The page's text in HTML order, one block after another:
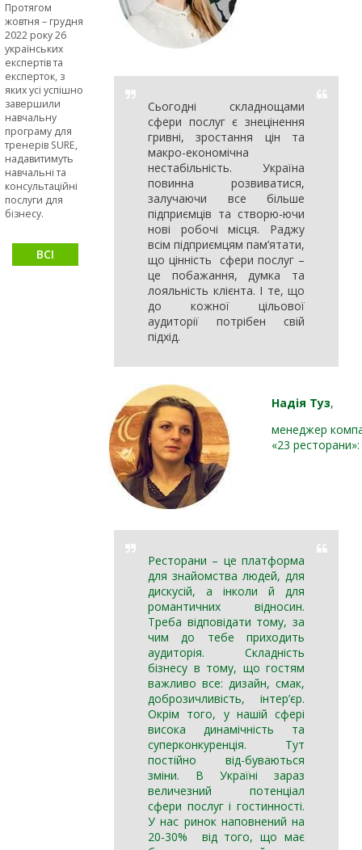
допомогою
інструментів
програми
SURE
сприятимуть
МСБ
ставати
сталими та
стійкими
Протягом
жовтня – грудня
2022 року 26
українських
експертів та
експерток, з
яких усі успішно
завершили
навчальну
програму для
тренерів SURE,
надавитимуть
навчальні та
консультаційні
послуги для
бізнесу.
ВСІ
Сьогодні складнощами
сфери послуг є знецінення
гривні, зростання цін та
макро-економічна
нестабільність. Україна
повинна розвиватися,
залучаючи все більше
підприємців та створю-ючи
нові робочі місця. Раджу
всім підприємцям пам’ятати,
що цінність сфери послуг –
це побажання, думка та
лояльність клієнта. І те, що
до кожної цільової
аудиторії потрібен свій
підхід.
Надія Туз,
менеджер
«23 ресторани»:
Ресторани – це платформа
для знайомства людей, для
дискусій, а інколи й для
романтичних відносин.
Треба відповідати тому, за
чим до тебе приходить
аудиторія. Складність
бізнесу в тому, що гостям
важливо все: дизайн, смак,
доброзичливість, інтер’єр.
Окрім того, у нашій сфері
висока динамічність та
суперконкуренція. Тут
постійно від-буваються
зміни. В Україні зараз
величезний потенціал
сфери послуг і гостинності.
У нас ринок наповнений на
20-30% від того, що має